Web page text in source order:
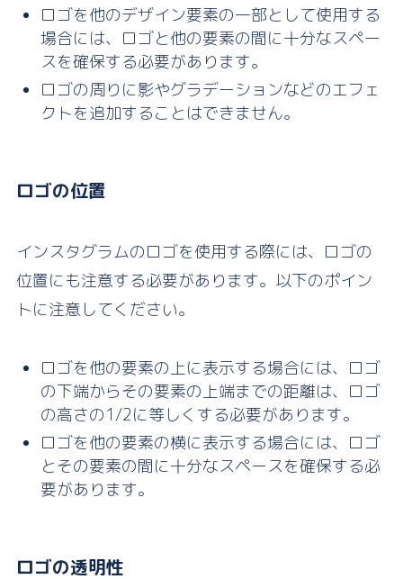
ロゴを他のデザイン要素の一部として使用する
場合には、ロゴと他の要素の間に十分なスペー
スを確保する必要があります。
ロゴの周りに影やグラデーションなどのエフェ
クトを追加することはできません。
ロゴの位置
インスタグラムのロゴを使用する際には、ロゴの
位置にも注意する必要があります。以下のポイン
トに注意してください。
ロゴを他の要素の上に表示する場合には、ロゴ
の下端からその要素の上端までの距離は、ロゴ
の高さの1/2に等しくする必要があります。
ロゴを他の要素の横に表示する場合には、ロゴ
とその要素の間に十分なスペースを確保する必
要があります。
ロゴの透明性